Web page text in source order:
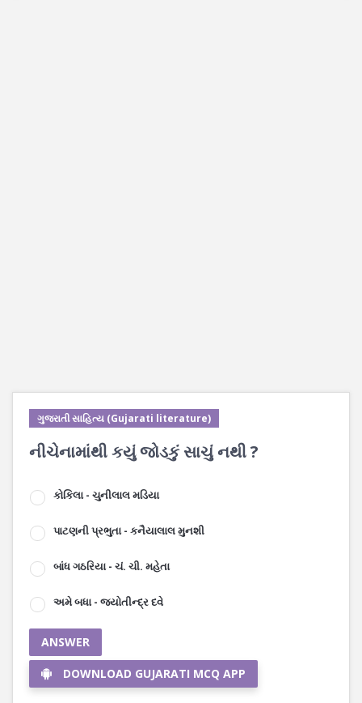
ગુજરાતી સાહિત્ય (Gujarati literature)
નીચેનામાંથી કયું જોડકું સાચું નથી ?
કોકિલા - ચુનીલાલ મડિયા
પાટણની પ્રભુતા - કનૈયાલાલ મુનશી
બાંધ ગઠરિયા - ચં. ચી. મહેતા
અમે બધા - જ્યોતીન્દ્ર દવે
ANSWER
DOWNLOAD GUJARATI MCQ APP